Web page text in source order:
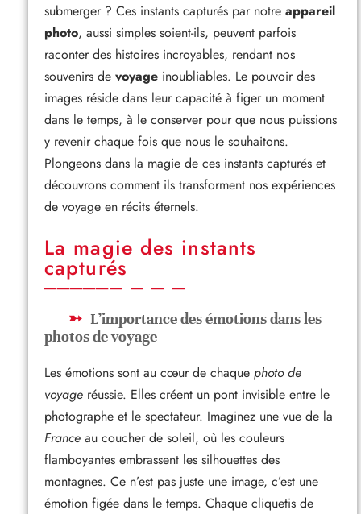
submerger ? Ces instants capturés par notre appareil
photo, aussi simples soient-ils, peuvent parfois
raconter des histoires incroyables, rendant nos
souvenirs de voyage inoubliables. Le pouvoir des
images réside dans leur capacité à figer un moment
dans le temps, à le conserver pour que nous puissions
y revenir chaque fois que nous le souhaitons.
Plongeons dans la magie de ces instants capturés et
découvrons comment ils transforment nos expériences
de voyage en récits éternels.
La magie des instants
capturés
L’importance des émotions dans les
photos de voyage
Les émotions sont au cœur de chaque photo de
voyage réussie. Elles créent un pont invisible entre le
photographe et le spectateur. Imaginez une vue de la
France au coucher de soleil, où les couleurs
flamboyantes embrassent les silhouettes des
montagnes. Ce n’est pas juste une image, c’est une
émotion figée dans le temps. Chaque cliquetis de